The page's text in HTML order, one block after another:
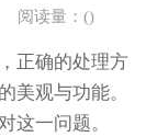
阅读量：()
正确的处理方
美观与功能。
这一问题。